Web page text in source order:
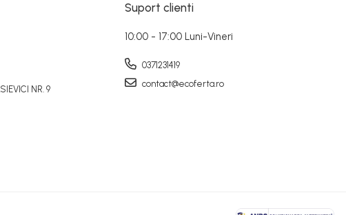
NR. 9
Suport clienti
10:00 - 17:00 Luni-Vineri
0371231419
contact@ecoferta.ro